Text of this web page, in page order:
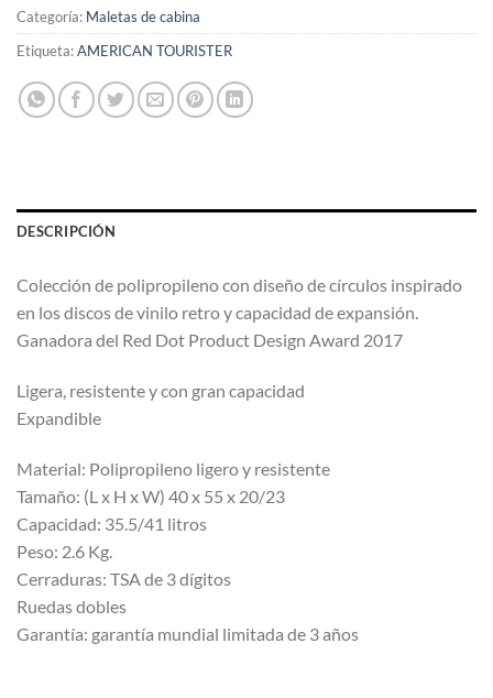
Categoría: Maletas de cabina
Etiqueta:AMERICAN TOURISTER
DESCRIPCIÓN
Colección de polipropileno con diseño de círculos inspirado
en los discos de vinilo retro y capacidad de expansión.
Ganadora del Red Dot Product Design Award 2017
Ligera, resistente y con gran capacidad
Expandible
Material: Polipropileno ligero y resistente
Tamaño: (L x H x W) 40 x 55 x 20/23
Capacidad: 35.5/41 litros
Peso: 2.6 Kg.
Cerraduras: TSA de 3 dígitos
Ruedas dobles
Garantía: garantía mundial limitada de 3 años